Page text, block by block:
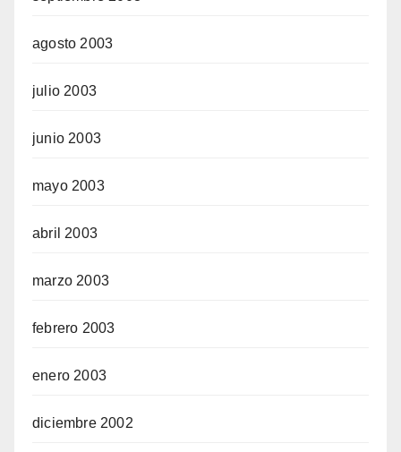
agosto 2003
julio 2003
junio 2003
mayo 2003
abril 2003
marzo 2003
febrero 2003
enero 2003
diciembre 2002